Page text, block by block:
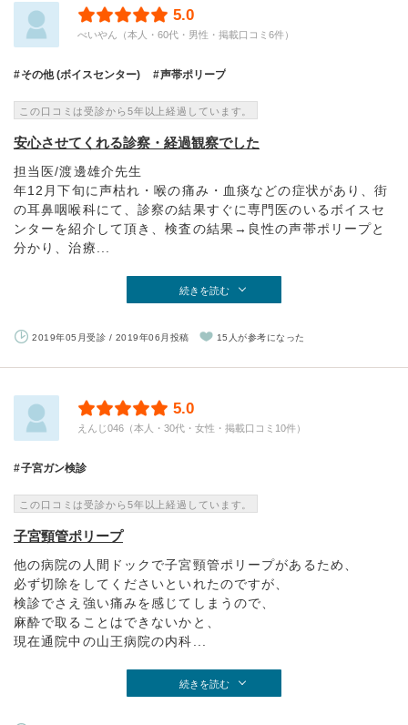
5.0
べいやん（本人・60代・男性・掲載口コミ6件）
その他 (ボイスセンター) 声帯ポリープ
この口コミは受診から5年以上経過しています。
安心させてくれる診察・経過観察でした
担当医/渡邊雄介先生
年12月下旬に声枯れ・喉の痛み・血痰などの症状があり、街
の耳鼻咽喉科にて、診察の結果すぐに専門医のいるボイスセ
ンターを紹介して頂き、検査の結果→良性の声帯ポリープと
分かり、治療...
続きを読む
2019年05月受診 / 2019年06月投稿 15人が参考になった
5.0
えんじ046（本人・30代・女性・掲載口コミ10件）
子宮ガン検診
この口コミは受診から5年以上経過しています。
子宮頸管ポリープ
他の病院の人間ドックで子宮頸管ポリープがあるため、
必ず切除をしてくださいといれたのですが、
検診でさえ強い痛みを感じてしまうので、
麻酔で取ることはできないかと、
現在通院中の山王病院の内科...
続きを読む